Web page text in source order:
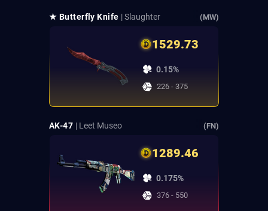
★ Butterfly Knife | Slaughter (MW)
1529.73
0.15%
226 - 375
AK-47 | Leet Museo (FN)
1289.46
0.175%
376 - 550